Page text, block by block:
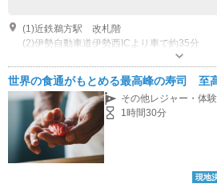
(1)近鉄鵜方駅 改札階
(2)伊勢自動車道伊勢西ICより車で約35分
世界の食通がもとめる最高峰の寿司 至
その他レジャー・体験
1時間30分
現地